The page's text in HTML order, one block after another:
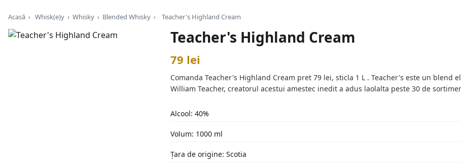
Acasă › Whisk(e)y › Whisky › Blended Whisky › Teacher's Highland Cream
Teacher's Highland Cream
79 lei
Comanda Teacher's Highland Cream pret 79 lei, sticla 1 L . Teacher's este un blend
William Teacher, creatorul acestui amestec inedit a adus laolalta peste 30 de
Alcool: 40%
Volum: 1000 ml
Țara de origine: Scotia